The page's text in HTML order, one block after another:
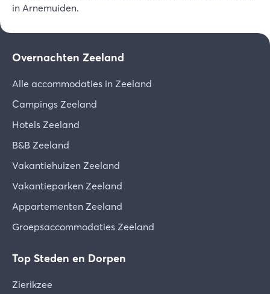
in Arnemuiden.
Overnachten Zeeland
Alle accommodaties in Zeeland
Campings Zeeland
Hotels Zeeland
B&B Zeeland
Vakantiehuizen Zeeland
Vakantieparken Zeeland
Appartementen Zeeland
Groepsaccommodaties Zeeland
Top Steden en Dorpen
Zierikzee